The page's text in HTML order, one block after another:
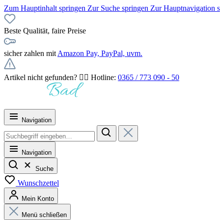
Zum Hauptinhalt springen Zur Suche springen Zur Hauptnavigation
Beste Qualität, faire Preise
sicher zahlen mit Amazon Pay, PayPal, uvm.
Artikel nicht gefunden? 👉🏻 Hotline: 0365 / 773 090 - 50
Navigation
Navigation
Suche
Wunschzettel
Mein Konto
Menü schließen